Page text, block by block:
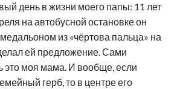
день в жизни моего папы: 11 лет
на автобусной остановке он
из «чёртова пальца» на
ей предложение. Сами
это моя мама. И вообще, если
герб, то в центре его